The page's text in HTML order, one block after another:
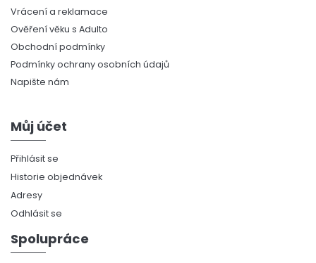
Vrácení a reklamace
Ověření věku s Adulto
Obchodní podmínky
Podmínky ochrany osobních údajů
Napište nám
Můj účet
Přihlásit se
Historie objednávek
Adresy
Odhlásit se
Spolupráce